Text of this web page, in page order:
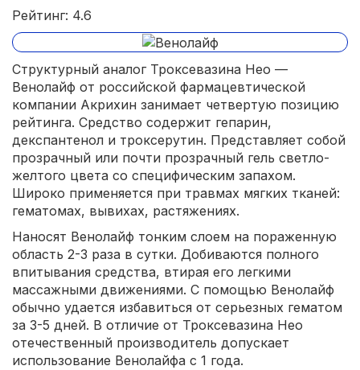
Рейтинг: 4.6
Структурный аналог Троксевазина Нео —
Венолайф от российской фармацевтической
компании Акрихин занимает четвертую позицию
рейтинга. Средство содержит гепарин,
декспантенол и троксерутин. Представляет собой
прозрачный или почти прозрачный гель светло-
желтого цвета со специфическим запахом.
Широко применяется при травмах мягких тканей:
гематомах, вывихах, растяжениях.
Наносят Венолайф тонким слоем на пораженную
область 2-3 раза в сутки. Добиваются полного
впитывания средства, втирая его легкими
массажными движениями. С помощью Венолайф
обычно удается избавиться от серьезных гематом
за 3-5 дней. В отличие от Троксевазина Нео
отечественный производитель допускает
использование Венолайфа с 1 года.